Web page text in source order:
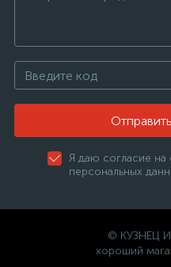
Я даю согласие
персональных
© КУЗНЕЦ
хороший